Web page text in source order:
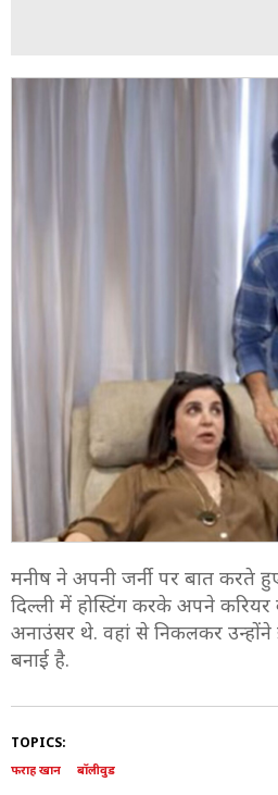
मनीष ने अपनी जर्नी पर बात करते
दिल्ली में होस्टिंग करके अपने
अनाउंसर थे. वहां से निकलकर उन्होंने
बनाई है.
TOPICS:
फराह खान बॉलीवुड